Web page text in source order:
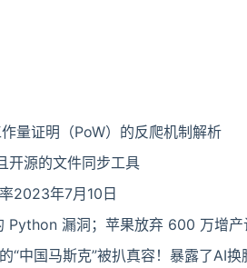
量证明（PoW）的反爬机制解析
开源的文件同步工具
2023年7月10日
Python 漏洞；苹果放弃 600 万增产
Windows ｜思否周刊
“中国马斯克”被扒真容！暴露了AI换